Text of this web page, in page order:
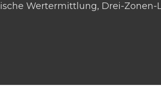
Wertermittlung, Drei-Zonen-